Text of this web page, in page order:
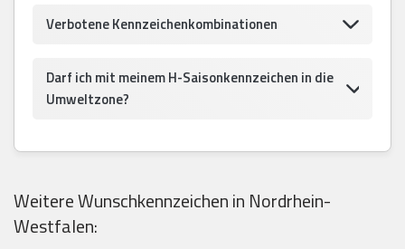
Verbotene Kennzeichenkombinationen
Darf ich mit meinem H-Saisonkennzeichen in die
Umweltzone?
Weitere Wunschkennzeichen in Nordrhein-
Westfalen: